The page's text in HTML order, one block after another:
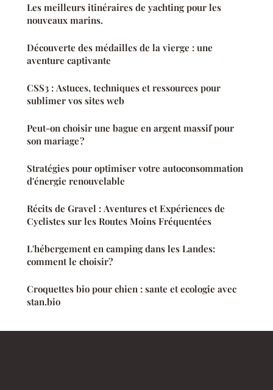
Les meilleurs itinéraires de yachting pour les
nouveaux marins.
Découverte des médailles de la vierge : une
aventure captivante
CSS3 : Astuces, techniques et ressources pour
sublimer vos sites web
Peut-on choisir une bague en argent massif pour
son mariage ?
Stratégies pour optimiser votre autoconsommation
d'énergie renouvelable
Récits de Gravel : Aventures et Expériences de
Cyclistes sur les Routes Moins Fréquentées
L'hébergement en camping dans les Landes:
comment le choisir?
Croquettes bio pour chien : sante et ecologie avec
stan.bio